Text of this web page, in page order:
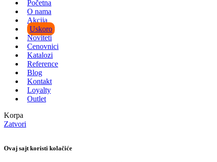
Početna
O nama
Akcija
Uskoro
Noviteti
Cenovnici
Katalozi
Reference
Blog
Kontakt
Loyalty
Outlet
Korpa
Zatvori
Ovaj sajt koristi kolačiće